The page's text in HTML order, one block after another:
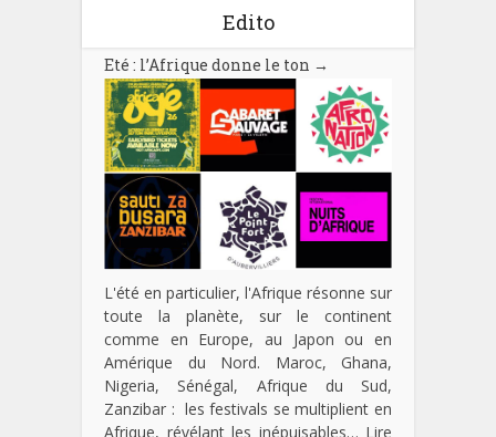
Edito
Eté : l’Afrique donne le ton →
L'été en particulier, l'Afrique résonne sur
toute la planète, sur le continent
comme en Europe, au Japon ou en
Amérique du Nord. Maroc, Ghana,
Nigeria, Sénégal, Afrique du Sud,
Zanzibar : les festivals se multiplient en
Afrique, révélant les inépuisables… Lire